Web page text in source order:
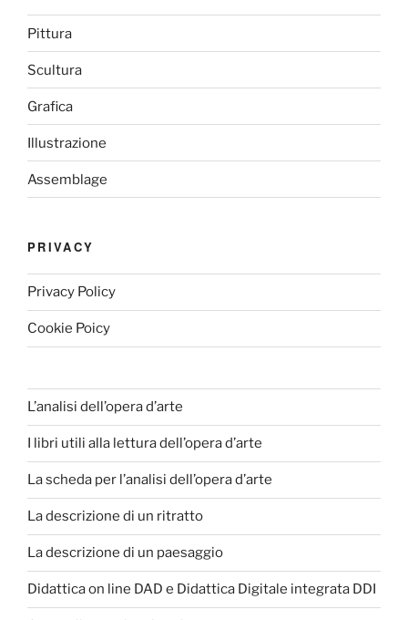
Pittura
Scultura
Grafica
Illustrazione
Assemblage
PRIVACY
Privacy Policy
Cookie Poicy
L’analisi dell’opera d’arte
I libri utili alla lettura dell’opera d’arte
La scheda per l’analisi dell’opera d’arte
La descrizione di un ritratto
La descrizione di un paesaggio
Didattica on line DAD e Didattica Digitale integrata DDI